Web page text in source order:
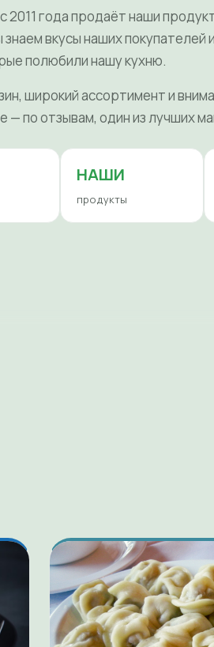
с 2011 года продаёт наши
вкусы наших покупателей
полюбили нашу кухню.
широкий ассортимент и
— по отзывам, один из лучших
НАШИ
продукты